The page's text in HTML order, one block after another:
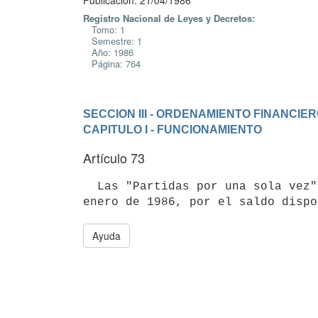
Registro Nacional de Leyes y Decretos:
Tomo: 1
Semestre: 1
Año: 1986
Página: 764
SECCION III - ORDENAMIENTO
CAPITULO I - FUNCIONAMIENTO
Artículo 73
Ayuda